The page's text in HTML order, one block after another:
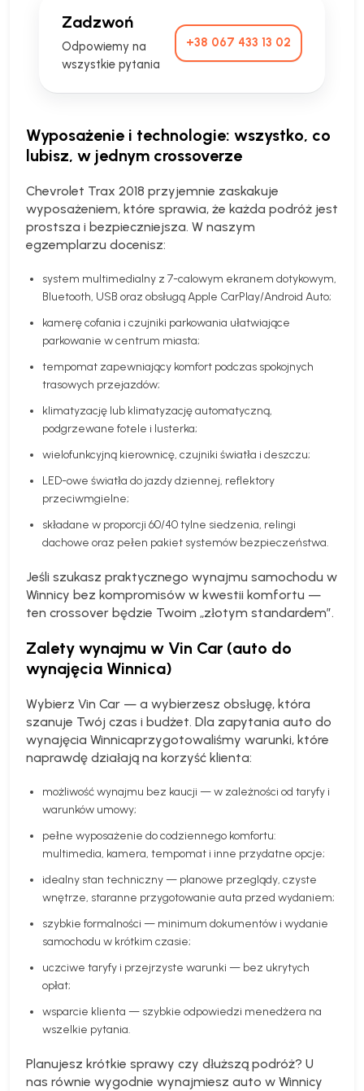
Zadzwoń
Odpowiemy na
wszystkie pytania
+38 067 433 13 02
Wyposażenie i technologie: wszystko, co
lubisz, w jednym crossoverze
Chevrolet Trax 2018 przyjemnie zaskakuje
wyposażeniem, które sprawia, że każda podróż jest
prostsza i bezpieczniejsza. W naszym
egzemplarzu docenisz:
system multimedialny z 7-calowym ekranem dotykowym,
Bluetooth, USB oraz obsługą Apple CarPlay/Android Auto;
kamerę cofania i czujniki parkowania ułatwiające
parkowanie w centrum miasta;
tempomat zapewniający komfort podczas spokojnych
trasowych przejazdów;
klimatyzację lub klimatyzację automatyczną,
podgrzewane fotele i lusterka;
wielofunkcyjną kierownicę, czujniki światła i deszczu;
LED-owe światła do jazdy dziennej, reflektory
przeciwmgielne;
składane w proporcji 60/40 tylne siedzenia, relingi
dachowe oraz pełen pakiet systemów bezpieczeństwa.
Jeśli szukasz praktycznego wynajmu samochodu w
Winnicy bez kompromisów w kwestii komfortu —
ten crossover będzie Twoim „złotym standardem”.
Zalety wynajmu w Vin Car (auto do
wynajęcia Winnica)
Wybierz Vin Car — a wybierzesz obsługę, która
szanuje Twój czas i budżet. Dla zapytania auto do
wynajęcia Winnicaprzygotowaliśmy warunki, które
naprawdę działają na korzyść klienta:
możliwość wynajmu bez kaucji — w zależności od taryfy i
warunków umowy;
pełne wyposażenie do codziennego komfortu:
multimedia, kamera, tempomat i inne przydatne opcje;
idealny stan techniczny — planowe przeglądy, czyste
wnętrze, staranne przygotowanie auta przed wydaniem;
szybkie formalności — minimum dokumentów i wydanie
samochodu w krótkim czasie;
uczciwe taryfy i przejrzyste warunki — bez ukrytych
opłat;
wsparcie klienta — szybkie odpowiedzi menedżera na
wszelkie pytania.
Planujesz krótkie sprawy czy dłuższą podróż? U
nas równie wygodnie wynajmiesz auto w Winnicy